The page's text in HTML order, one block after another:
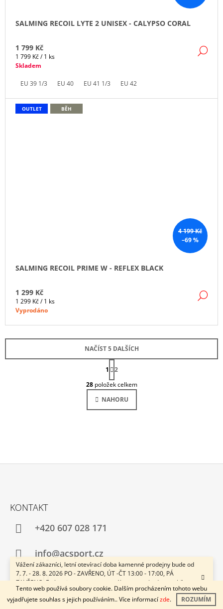
Tento web používá soubory cookie. Dalším procházením tohoto webu
vyjadřujete souhlas s jejich používáním.. Více informacízde. ROZUMÍM
Vážení zákazníci, letní otevírací doba kamenné prodejny bude od
7. 7. - 28. 8. 2026 PO - ZAVŘENO, ÚT -ČT 13:00 - 17:00, PÁ
ZAVŘENO. E-shop je v provozu neustále a svozy budou probíhat v
pracovní dny 1x týdně. Přejeme Vám krásné léto! ACsport.cz
SALMING RECOIL LYTE 2 UNISEX - CALYPSO CORAL
1 799 Kč
Měrná
cena:
1 799 Kč / 1 ks
Skladem
EU 39 1/3 EU 40 EU 41 1/3 EU 42
4 199 Kč
–69 %
OUTLET BĚH
SALMING RECOIL PRIME W - REFLEX BLACK
1 299 Kč
Měrná
cena:
1 299 Kč / 1 ks
Vyprodáno
O
V
L
Á
R
NAČÍST 5 DALŠÍCH
S
T
R
Á
N
K
O
1
2
28položek celkem
NAHORU
KONTAKT
+420 607 028 171
info@acsport.cz
FacebookInstagram